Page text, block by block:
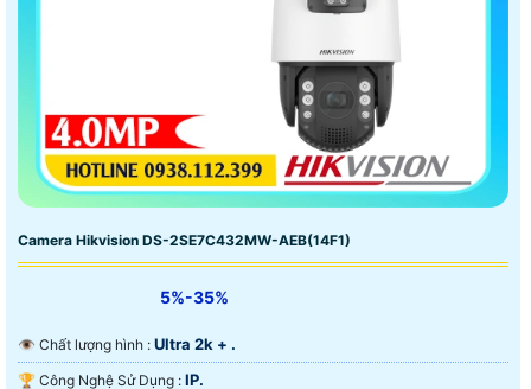
Camera Hikvision DS-2SE7C432MW-AEB(14F1)
5%-35%
👁 Chất lượng hình : Ultra 2k + .
🏆 Công Nghệ Sử Dụng : IP.